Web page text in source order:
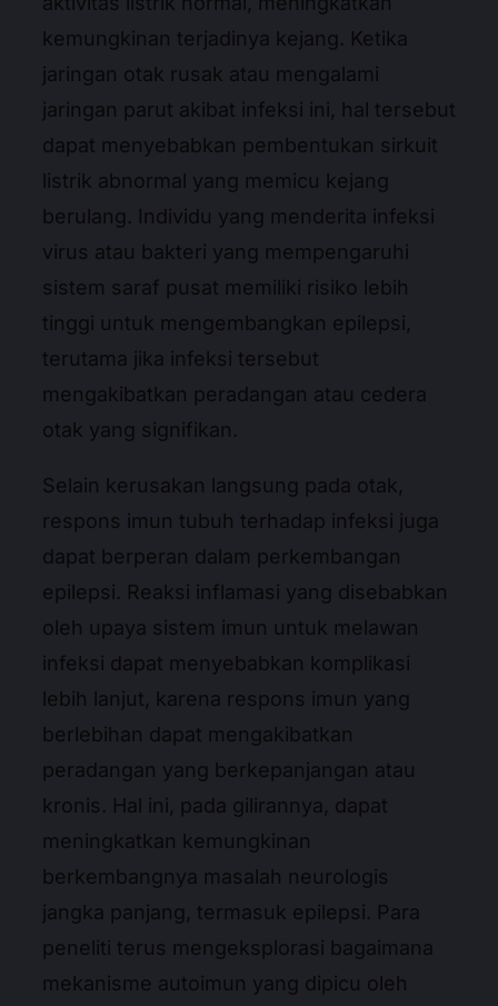
kemungkinan terjadinya kejang. Ketika
jaringan otak rusak atau mengalami
jaringan parut akibat infeksi ini, hal tersebut
dapat menyebabkan pembentukan sirkuit
listrik abnormal yang memicu kejang
berulang. Individu yang menderita infeksi
virus atau bakteri yang mempengaruhi
sistem saraf pusat memiliki risiko lebih
tinggi untuk mengembangkan epilepsi,
terutama jika infeksi tersebut
mengakibatkan peradangan atau cedera
otak yang signifikan.
Selain kerusakan langsung pada otak,
respons imun tubuh terhadap infeksi juga
dapat berperan dalam perkembangan
epilepsi. Reaksi inflamasi yang disebabkan
oleh upaya sistem imun untuk melawan
infeksi dapat menyebabkan komplikasi
lebih lanjut, karena respons imun yang
berlebihan dapat mengakibatkan
peradangan yang berkepanjangan atau
kronis. Hal ini, pada gilirannya, dapat
meningkatkan kemungkinan
berkembangnya masalah neurologis
jangka panjang, termasuk epilepsi. Para
peneliti terus mengeksplorasi bagaimana
mekanisme autoimun yang dipicu oleh